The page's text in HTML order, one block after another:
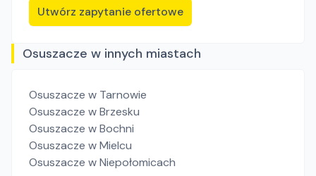
Utwórz zapytanie ofertowe
Osuszacze w innych miastach
Osuszacze w Tarnowie
Osuszacze w Brzesku
Osuszacze w Bochni
Osuszacze w Mielcu
Osuszacze w Niepołomicach